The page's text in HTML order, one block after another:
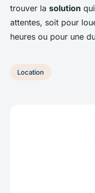
trouver la solution
attentes, soit pour
heures ou pour une
Location